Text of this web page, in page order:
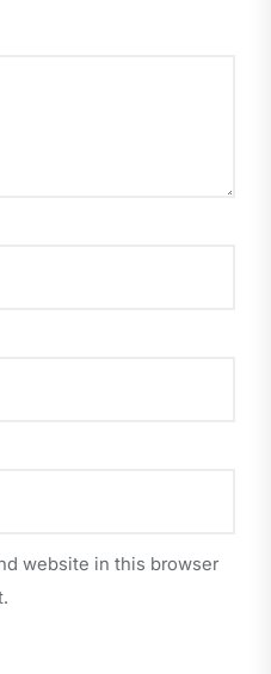
website in this browser